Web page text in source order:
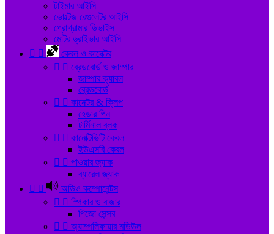
টাইমার আইসি
ভোল্টেজ রেগুলেটর আইসি
প্রোগ্রামার ডিভাইস
মোটর ড্রাইভার আইসি
 
কেবল ও কানেক্টর
  ব্রেডবোর্ড ও জাম্পার
জাম্পার ক্যাবল
ব্রেডবোর্ড
  কানেক্টর & ক্লিপ
হেডার পিন
টার্মিনাল ব্লক
  কানেক্টিভিটি কেবল
ইউএসবি কেবল
  পাওয়ার জ্যাক
ব্যারেল জ্যাক
 
অডিও কম্পোনেন্টস
  স্পিকার ও বাজার
পিজো সেন্সর
  অ্যাম্পলিফায়ার মডিউল